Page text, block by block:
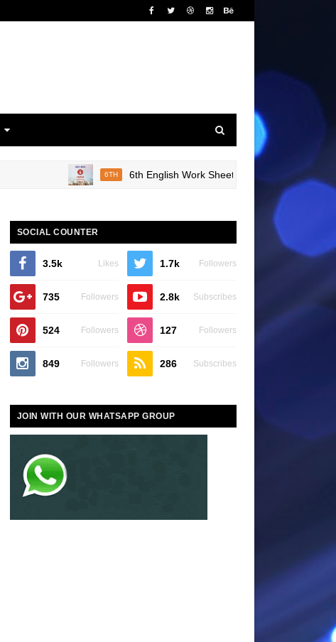
6TH 6th English Work Sheet 20 Bridge Course Book
SOCIAL COUNTER
3.5k Likes 1.7k Followers
735 Followers 2.8k Subscribes
524 Followers 127 Followers
849 Followers 286 Subscribes
JOIN WITH OUR WHATSAPP GROUP